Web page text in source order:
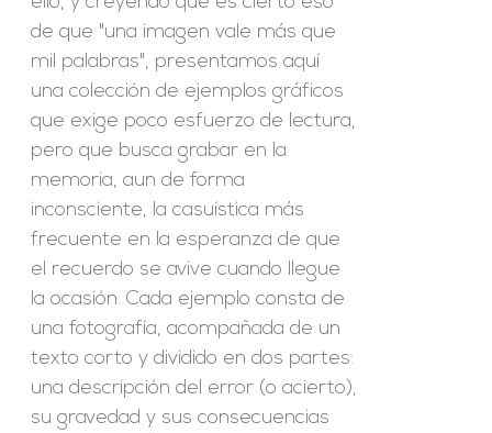
de que "una imagen vale más que
mil palabras", presentamos aquí
una colección de ejemplos gráficos
que exige poco esfuerzo de lectura,
pero que busca grabar en la
memoria, aun de forma
inconsciente, la casuística más
frecuente en la esperanza de que
el recuerdo se avive cuando llegue
la ocasión. Cada ejemplo consta de
una fotografía, acompañada de un
texto corto y dividido en dos partes:
una descripción del error (o acierto),
su gravedad y sus consecuencias